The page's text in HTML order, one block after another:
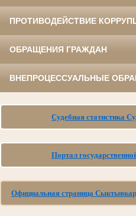
ПРОТИВОДЕЙСТВИЕ
ОБРАЩЕНИЯ ГРАЖДАН
ВНЕПРОЦЕССУАЛЬНЫЕ
Судебная статистика
Портал
Официальная страница